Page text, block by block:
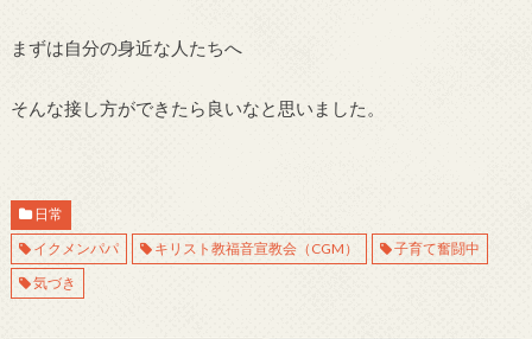
まずは自分の身近な人たちへ
そんな接し方ができたら良いなと思いました。
日常
イクメンパパ
キリスト教福音宣教会（CGM）
子育て奮闘中
気づき